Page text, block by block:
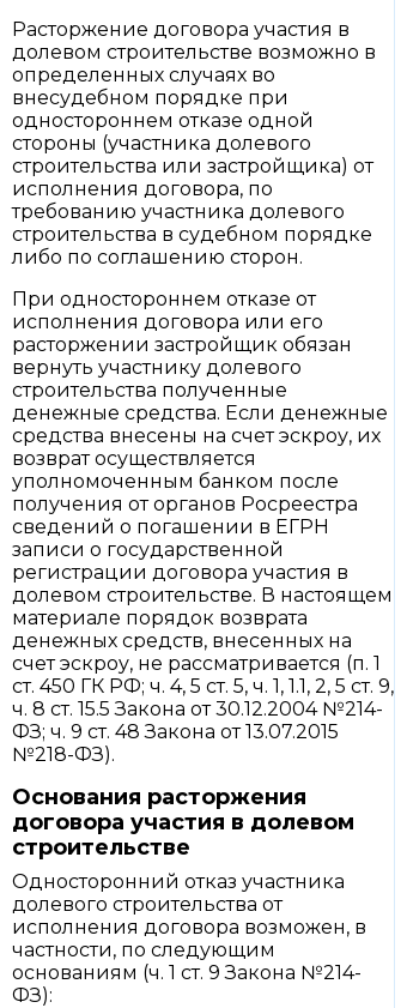
Расторжение договора участия в
долевом строительстве возможно в
определенных случаях во
внесудебном порядке при
одностороннем отказе одной
стороны (участника долевого
строительства или застройщика) от
исполнения договора, по
требованию участника долевого
строительства в судебном порядке
либо по соглашению сторон.
При одностороннем отказе от
исполнения договора или его
расторжении застройщик обязан
вернуть участнику долевого
строительства полученные
денежные средства. Если денежные
средства внесены на счет эскроу, их
возврат осуществляется
уполномоченным банком после
получения от органов Росреестра
сведений о погашении в ЕГРН
записи о государственной
регистрации договора участия в
долевом строительстве. В настоящем
материале порядок возврата
денежных средств, внесенных на
счет эскроу, не рассматривается (п. 1
ст. 450 ГК РФ; ч. 4, 5 ст. 5, ч. 1, 1.1, 2, 5 ст. 9,
ч. 8 ст. 15.5 Закона от 30.12.2004 №214-
ФЗ; ч. 9 ст. 48 Закона от 13.07.2015
№218-ФЗ).
Основания расторжения
договора участия в долевом
строительстве
Односторонний отказ участника
долевого строительства от
исполнения договора возможен, в
частности, по следующим
основаниям (ч. 1 ст. 9 Закона №214-
ФЗ):